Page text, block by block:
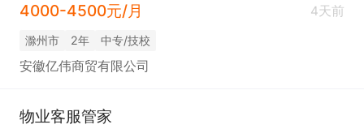
4000-4500元/月
4天前
滁州市 2年 中专/技校
安徽亿伟商贸有限公司
物业客服管家